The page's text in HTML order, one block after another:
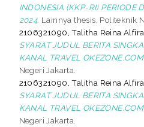
INDONESIA (KKP-RI) PERIODE
2024. Lainnya thesis, Politeknik
2106321090, Talitha Reina Alfira
SYARAT JUDUL BERITA
KANAL TRAVEL OKEZONE.COM.
Negeri Jakarta.
2106321090, Talitha Reina Alfira
SYARAT JUDUL BERITA
KANAL TRAVEL OKEZONE.COM.
Negeri Jakarta.